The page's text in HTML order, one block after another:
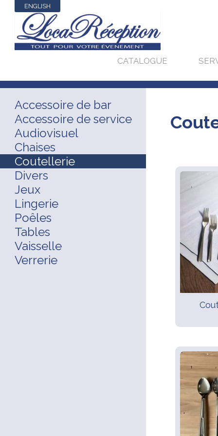
ENGLISH
CATALOGUE
Accessoire de bar
Accessoire de service
Audiovisuel
Chaises
Coutellerie
Divers
Jeux
Lingerie
Poêles
Tables
Vaisselle
Verrerie